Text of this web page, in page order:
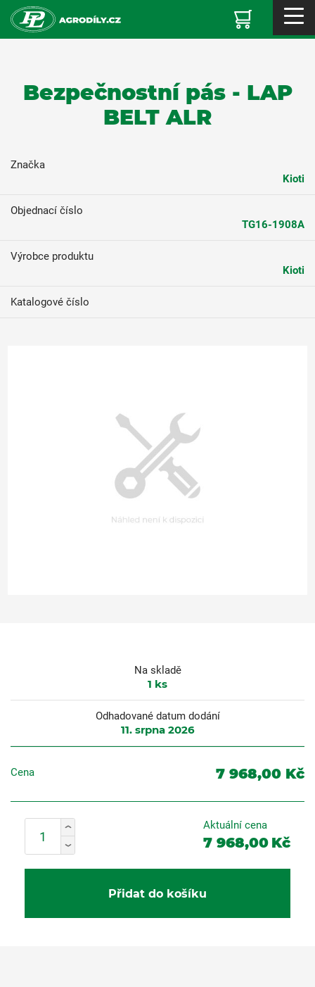
Bezpečnostní pás - LAP
BELT ALR
Značka
Kioti
Objednací číslo
TG16-1908A
Výrobce produktu
Kioti
Katalogové číslo
Na skladě
1 ks
Odhadované datum dodání
11. srpna 2026
Cena 7 968,00 Kč
Aktuální cena
7 968,00 Kč
Přidat do košíku